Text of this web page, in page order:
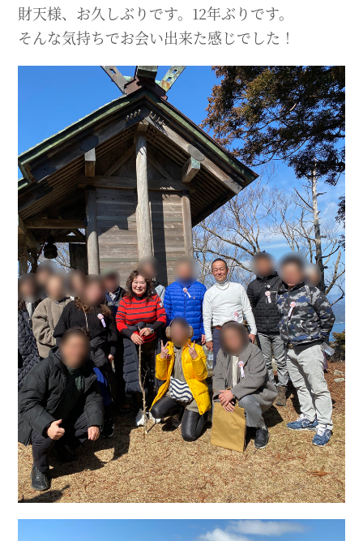
財天様、お久しぶりです。12年ぶりです。
そんな気持ちでお会い出来た感じでした！